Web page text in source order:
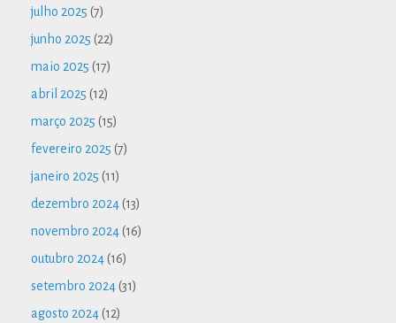
julho 2025 (7)
junho 2025 (22)
maio 2025 (17)
abril 2025 (12)
março 2025 (15)
fevereiro 2025 (7)
janeiro 2025 (11)
dezembro 2024(13)
novembro 2024(16)
outubro 2024(16)
setembro 2024(31)
agosto 2024(12)